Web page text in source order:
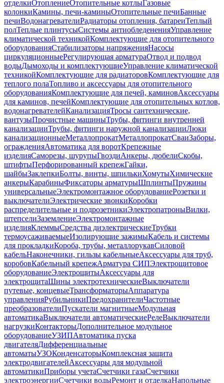
отделкиОтоплениеОтопительные котлыГазовые
колонкиКамины, печи-каминыОтопительные печиБанные
печиВодонагревателиРадиаторы отопления, батареиТеплый
полТеплые плинтусыСистемы антиобледененияУправление
климатической техникойКомплектующие для отопительного
оборудованияСтабилизаторы напряженияНасосы
циркуляционныеРегулирующая арматураОтвод и подвод
водыДымоходы и комплектующиеУправление климатической
техникойКомплектующие для радиаторовКомплектующие для
теплого полаТопливо и аксессуары для отопительного
оборудованияКомплектующие для печей, каминовАксессуары
для каминов, печейКомплектующие для отопительных котлов,
водонагревателейКанализацияТросы сантехнические,
вантузыПрочистные машиныТрубы, фитинги внутренней
канализацииТрубы, фитинги наружной канализацииЛюки
канализационныеМеталлопрокатМеталлопрокатСваиЗаборы,
огражденияАвтоматика для воротКрепежные
изделияСаморезы, шурупыГвоздиАнкеры, дюбелиСкобы,
штифтыПерфорированный крепежГайки,
шайбыЗаклепкиБолты, винты, шпилькиХомутыХимические
анкерыКарабиныФиксаторы арматурыШплинтыПружины
универсальныеЭлектромонтажное оборудованиеРозетки и
выключателиЭлектрические звонкиКоробки
распределительные и подрозетникиЭлектропатроныВилки,
штепселиЗаземлениеЭлектромонтажные
изделияКлеммыСредства диэлектрическиеТрубки
термоусаживаемыеИзолирующие зажимыКабель и системы
для прокладкиКороба, трубы, металлорукавСиловой
кабельНаконечники, гильзы кабельныеАксессуары для труб,
коробовКабельный крепежАрматура СИПЭлектрощитовое
оборудованиеЭлектрощитыАксессуары для
электрощитаШины электротехническиеВыключатели
путевые, концевыеТрансформаторыАппаратура
управленияРубильникиПредохранителиЧастотные
преобразователиПускатели магнитныеМодульная
автоматикаВыключатели автоматическиеРелеВыключатели
нагрузкиКонтакторыДополнительное модульное
оборудованиеУЗИПАвтоматика пуска
двигателяДифференциальные
автоматыУЗОКонденсаторыКомплексная защита
электродвигателейАксессуары для модульной
автоматикиПриборы учетаСчетчики газаСчетчики
электроэнергииСчетчики водыРемонт и отделкаНапольные